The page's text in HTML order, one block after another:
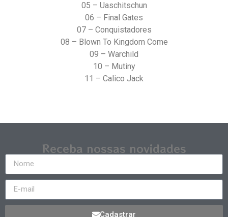
05 – Uaschitschun
06 – Final Gates
07 – Conquistadores
08 – Blown To Kingdom Come
09 – Warchild
10 – Mutiny
11 – Calico Jack
Receba nossas novidades
Cadastrar